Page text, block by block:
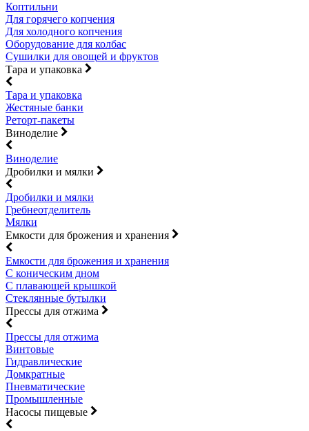
Коптильни
Для горячего копчения
Для холодного копчения
Оборудование для колбас
Сушилки для овощей и фруктов
Тара и упаковка
Тара и упаковка
Жестяные банки
Реторт-пакеты
Виноделие
Виноделие
Дробилки и мялки
Дробилки и мялки
Гребнеотделитель
Мялки
Емкости для брожения и хранения
Емкости для брожения и хранения
С коническим дном
С плавающей крышкой
Стеклянные бутылки
Прессы для отжима
Прессы для отжима
Винтовые
Гидравлические
Домкратные
Пневматические
Промышленные
Насосы пищевые